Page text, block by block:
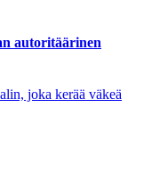
autoritäärinen